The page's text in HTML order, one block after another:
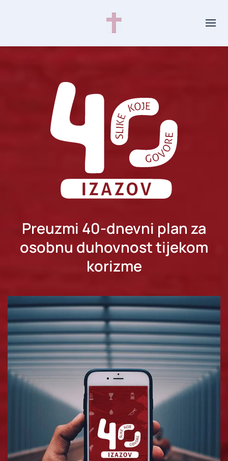
Preuzmi 40-dnevni plan za
osobnu duhovnost tijekom
korizme